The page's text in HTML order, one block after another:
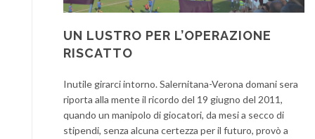
UN LUSTRO PER L’OPERAZIONE
RISCATTO
Inutile girarci intorno. Salernitana-Verona domani sera
riporta alla mente il ricordo del 19 giugno del 2011,
quando un manipolo di giocatori, da mesi a secco di
stipendi, senza alcuna certezza per il futuro, provò a